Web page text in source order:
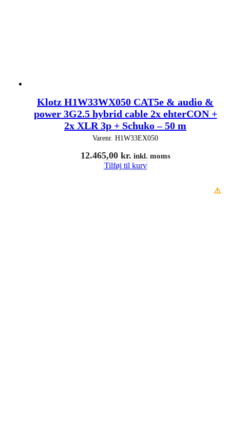
Klotz H1W33WX050 CAT5e & audio &
power 3G2.5 hybrid cable 2x ehterCON +
2x XLR 3p + Schuko – 50 m
Varenr. H1W33EX050
12.465,00 kr. inkl. moms
Tilføj til kurv
⚠️